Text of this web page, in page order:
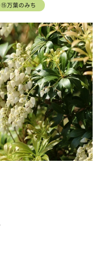
⑮万葉のみち